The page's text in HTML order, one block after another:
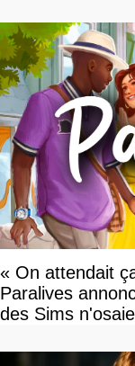
« On attendait
Paralives
des Sims